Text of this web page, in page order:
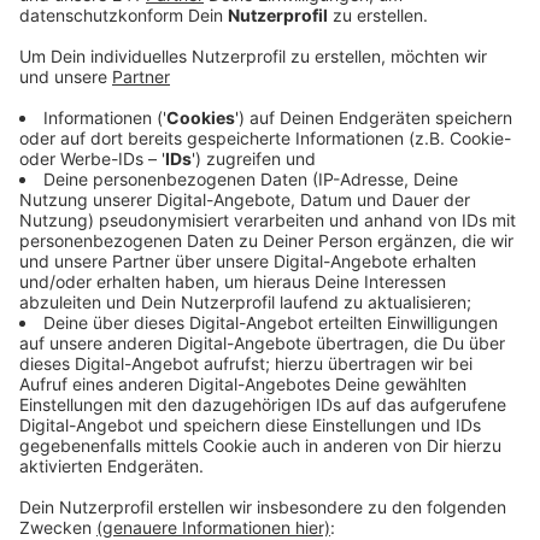
Veröffentlicht:Dienstag, 12.04.2022 17:17
Anzeige
Wer sich unsicher ist, sollte auch jetzt beim Pollenflug
eher mal zum Schnelltest greifen. In den Apotheken
könnten sich Betroffene auch darüber Informieren, wie
eine Corona-Infektion von Allergiesymptomen zu
unterscheiden ist, heißt es. Allgemein geben diese
auch Tipps, wie sich Allergiker am besten vor
Pollenflug schützen. Beispielsweise sollte man sich
abends die Haare waschen, um an den Haaren
haftende Pollen nicht ins Bett zu tragen. Fenster
sollten dann geöffnet werden, wenn wenig Pollen
unterwegs sind. Auf dem Land sei das am späten
Abend. In Städten hingegen am frühen Morgen.
Anzeige